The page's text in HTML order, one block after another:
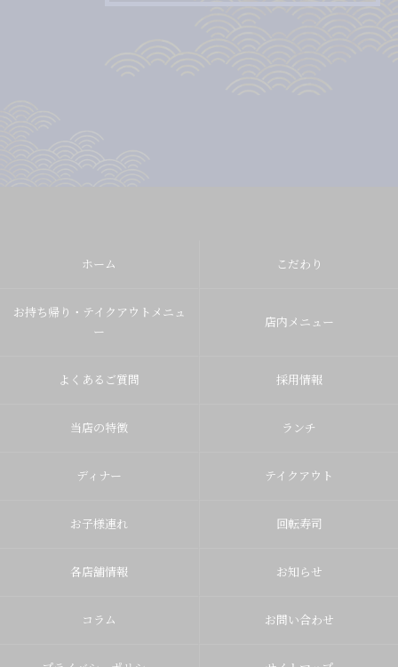
ホーム こだわり
お持ち帰り・テイクアウトメニュ
ー
店内メニュー
よくあるご質問 採用情報
当店の特徴 ランチ
ディナー テイクアウト
お子様連れ 回転寿司
各店舗情報 お知らせ
コラム お問い合わせ